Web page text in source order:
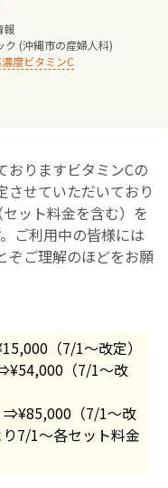
報
ク (沖縄市の産婦人科)
度ビタミンC
おりますビタミンCの
させていただいており
ット料金を含む）を
ご利用中の皆様には
ぞご理解のほどをお願
（7/1～改定）
（7/1～改
⇒¥85,000（7/1～改
7/1～各セット料金
つ
営理念
支援
容
座・クラス